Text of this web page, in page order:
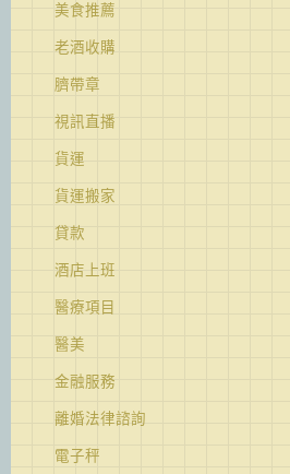
美食推薦
老酒收購
臍帶章
視訊直播
貨運
貨運搬家
貸款
酒店上班
醫療項目
醫美
金融服務
離婚法律諮詢
電子秤